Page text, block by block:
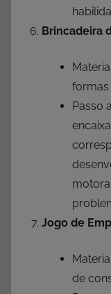
Brincadeira
formas
Passo
Jogo de
de